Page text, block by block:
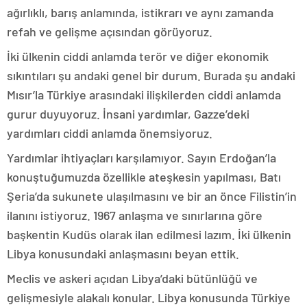
ağırlıklı, barış anlamında, istikrarı ve aynı zamanda
refah ve gelişme açısından görüyoruz.
İki ülkenin ciddi anlamda terör ve diğer ekonomik
sıkıntıları şu andaki genel bir durum. Burada şu andaki
Mısır’la Türkiye arasındaki ilişkilerden ciddi anlamda
gurur duyuyoruz. İnsani yardımlar, Gazze’deki
yardımları ciddi anlamda önemsiyoruz.
Yardımlar ihtiyaçları karşılamıyor. Sayın Erdoğan’la
konuştuğumuzda özellikle ateşkesin yapılması, Batı
Şeria’da sukunete ulaşılmasını ve bir an önce Filistin’in
ilanını istiyoruz. 1967 anlaşma ve sınırlarına göre
başkentin Kudüs olarak ilan edilmesi lazım. İki ülkenin
Libya konusundaki anlaşmasını beyan ettik.
Meclis ve askeri açıdan Libya’daki bütünlüğü ve
gelişmesiyle alakalı konular. Libya konusunda Türkiye